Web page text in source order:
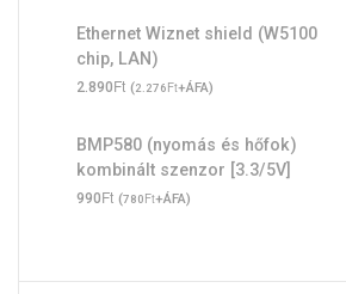
Ethernet Wiznet shield (W5100
chip, LAN)
2.890Ft (2.276Ft+ÁFA)
BMP580 (nyomás és hőfok)
kombinált szenzor [3.3/5V]
990Ft (780Ft+ÁFA)